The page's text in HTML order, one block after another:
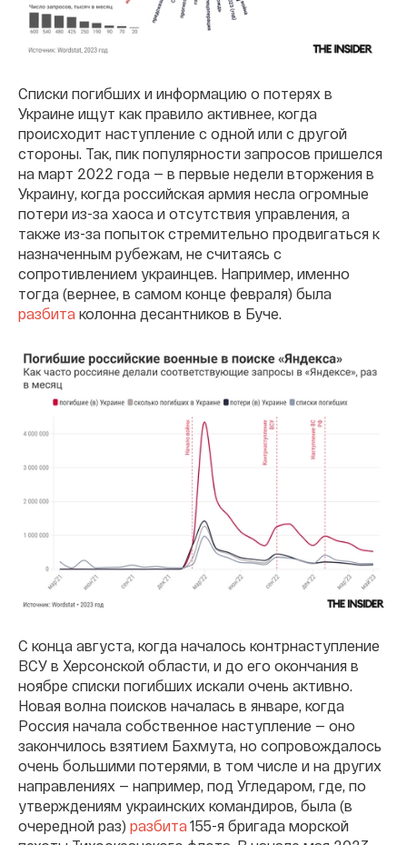
Списки погибших и информацию о потерях в
Украине ищут как правило активнее, когда
происходит наступление с одной или с другой
стороны. Так, пик популярности запросов пришелся
на март 2022 года — в первые недели вторжения в
Украину, когда российская армия несла огромные
потери из-за хаоса и отсутствия управления, а
также из-за попыток стремительно продвигаться к
назначенным рубежам, не считаясь с
сопротивлением украинцев. Например, именно
тогда (вернее, в самом конце февраля) была
разбита колонна десантников в Буче.
С конца августа, когда началось контрнаступление
ВСУ в Херсонской области, и до его окончания в
ноябре списки погибших искали очень активно.
Новая волна поисков началась в январе, когда
Россия начала собственное наступление — оно
закончилось взятием Бахмута, но сопровождалось
очень большими потерями, в том числе и на других
направлениях — например, под Угледаром, где, по
утверждениям украинских командиров, была (в
очередной раз) разбита 155-я бригада морской